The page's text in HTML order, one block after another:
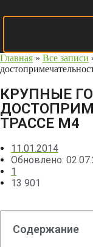
Главная » Все записи
КРУПНЫЕ
ТРАССЕ М4
11.01.2014
Обновлено:
1
13 901
Содержание